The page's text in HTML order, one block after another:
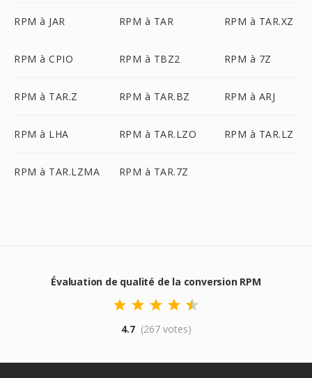
RPM à JAR RPM à TAR RPM à TAR.XZ
RPM à CPIO RPM à TBZ2 RPM à 7Z
RPM à TAR.Z RPM à TAR.BZ RPM à ARJ
RPM à LHA RPM à TAR.LZO RPM à TAR.LZ
RPM à TAR.LZMA RPM à TAR.7Z
Évaluation de qualité de la conversion RPM
4.7 (267 votes)